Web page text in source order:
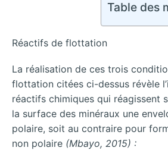
Table des
Réactifs de flottation
La réalisation de ces trois
flottation citées ci-dessus révèle
réactifs chimiques qui réagissent
la surface des minéraux une
polaire, soit au contraire pour
non polaire (Mbayo, 2015) :